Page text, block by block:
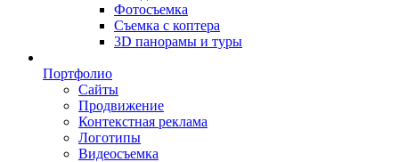
Фотосъемка
Съемка с коптера
3D панорамы и туры
Портфолио
Сайты
Продвижение
Контекстная реклама
Логотипы
Видеосъемка